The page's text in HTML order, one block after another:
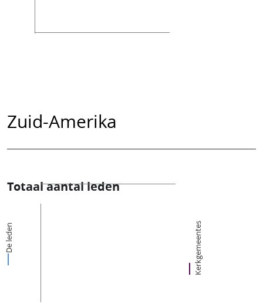
Zuid-Amerika
Totaal aantal leden
De leden Kerkgemeentes